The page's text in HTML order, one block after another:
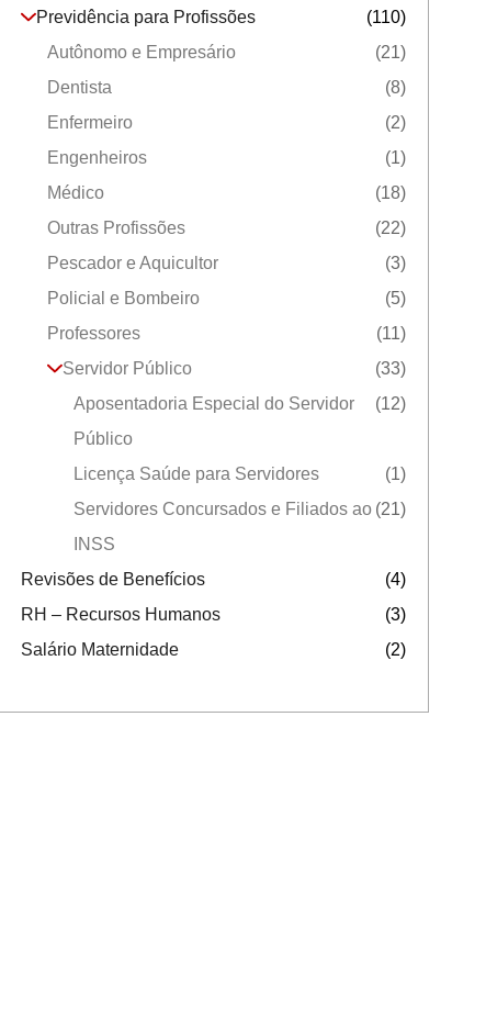
Previdência para Profissões
(110)
Autônomo e Empresário
(21)
Dentista
(8)
Enfermeiro
(2)
Engenheiros
(1)
Médico
(18)
Outras Profissões
(22)
Pescador e Aquicultor
(3)
Policial e Bombeiro
(5)
Professores
(11)
Servidor Público
(33)
Aposentadoria Especial do Servidor
Público
(12)
Licença Saúde para Servidores
(1)
Servidores Concursados e Filiados ao
INSS
(21)
Revisões de Benefícios
(4)
RH – Recursos Humanos
(3)
Salário Maternidade
(2)